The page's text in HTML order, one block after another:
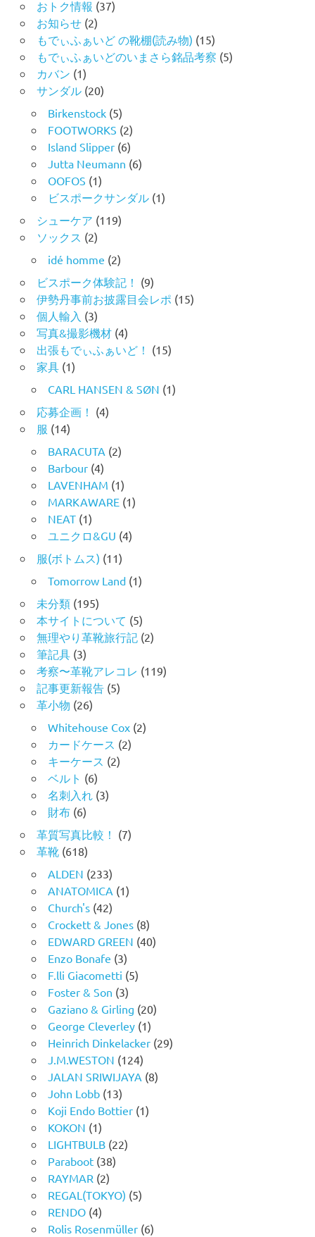
おトク情報 (37)
お知らせ(2)
もでぃふぁいど の靴棚(読み物) (15)
もでぃふぁいどのいまさら銘品考察 (5)
カバン (1)
サンダル(20)
Birkenstock(5)
FOOTWORKS (2)
Island Slipper(6)
Jutta Neumann (6)
OOFOS (1)
ビスポークサンダル(1)
シューケア (119)
ソックス (2)
idé homme (2)
ビスポーク体験記！ (9)
伊勢丹事前お披露目会レポ (15)
個人輸入 (3)
写真&撮影機材(4)
出張もでぃふぁいど！ (15)
家具(1)
CARL HANSEN & SØN (1)
応募企画！ (4)
服 (14)
BARACUTA (2)
Barbour(4)
LAVENHAM (1)
MARKAWARE(1)
NEAT(1)
ユニクロ&GU (4)
服(ボトムス) (11)
Tomorrow Land(1)
未分類(195)
本サイトについて (5)
無理やり革靴旅行記 (2)
筆記具(3)
考察〜革靴アレコレ (119)
記事更新報告(5)
革小物 (26)
Whitehouse Cox(2)
カードケース (2)
キーケース (2)
ベルト (6)
名刺入れ (3)
財布(6)
革質写真比較！ (7)
革靴(618)
ALDEN (233)
ANATOMICA (1)
Church's(42)
Crockett & Jones(8)
EDWARD GREEN (40)
Enzo Bonafe (3)
F.lli Giacometti (5)
Foster & Son (3)
Gaziano & Girling (20)
George Cleverley(1)
Heinrich Dinkelacker(29)
J.M.WESTON (124)
JALAN SRIWIJAYA (8)
John Lobb(13)
Koji Endo Bottier(1)
KOKON (1)
LIGHTBULB(22)
Paraboot(38)
RAYMAR (2)
REGAL(TOKYO) (5)
RENDO(4)
Rolis Rosenmüller(6)